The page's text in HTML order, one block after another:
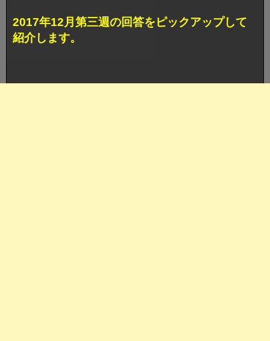
2017年12月第三週の回答をピックアップして
紹介します。